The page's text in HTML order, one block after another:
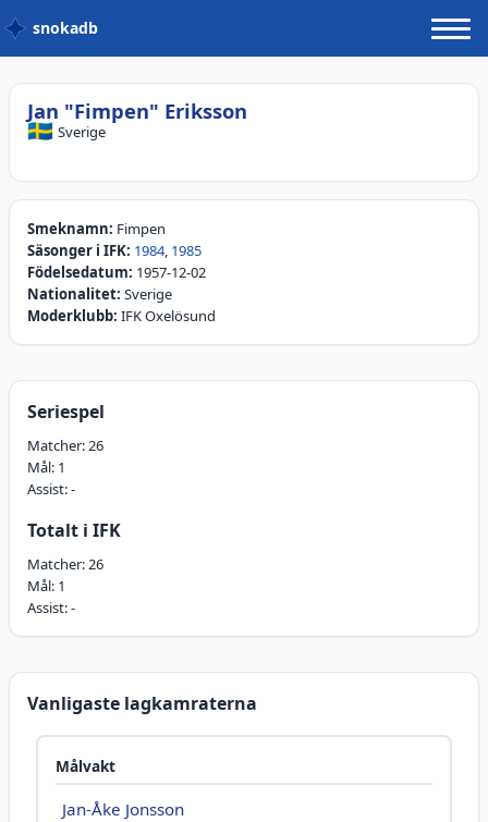
snokadb
Jan "Fimpen" Eriksson
🇸🇪 Sverige
Smeknamn: Fimpen
Säsonger i IFK: 1984, 1985
Födelsedatum: 1957-12-02
Nationalitet: Sverige
Moderklubb: IFK Oxelösund
Seriespel
Matcher:26
Mål: 1
Assist:-
Totalt i IFK
Matcher:26
Mål: 1
Assist:-
Vanligaste lagkamraterna
Målvakt
Jan-Åke Jonsson